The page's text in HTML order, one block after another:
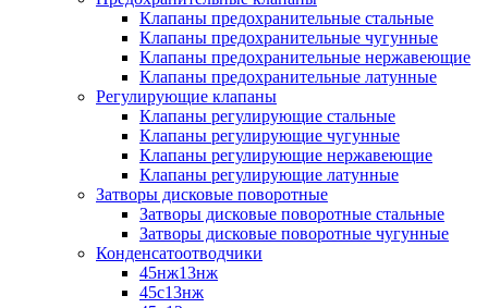
Клапаны предохранительные стальные
Клапаны предохранительные чугунные
Клапаны предохранительные нержавеющие
Клапаны предохранительные латунные
Регулирующие клапаны
Клапаны регулирующие стальные
Клапаны регулирующие чугунные
Клапаны регулирующие нержавеющие
Клапаны регулирующие латунные
Затворы дисковые поворотные
Затворы дисковые поворотные стальные
Затворы дисковые поворотные чугунные
Конденсатоотводчики
45нж13нж
45с13нж